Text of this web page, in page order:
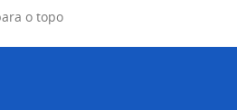
o topo